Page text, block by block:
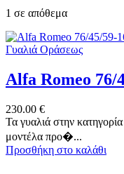
1 σε απόθεμα
Γυαλιά Οράσεως
Alfa Romeo 76/
230.00 €
Τα γυαλιά στην
μοντέλα προ�...
Προσθήκη στο καλάθι